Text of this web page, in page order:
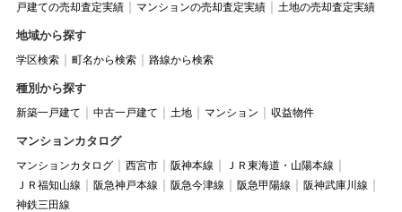
戸建ての売却査定実績
マンションの売却査定実績 土地の売却査定実績
地域から探す
学区検索 町名から検索 路線から検索
種別から探す
新築一戸建て 中古一戸建て 土地 マンション 収益物件
マンションカタログ
マンションカタログ 西宮市 阪神本線
ＪＲ東海道・山陽本線
ＪＲ福知山線
阪急神戸本線 阪急今津線 阪急甲陽線
阪神武庫川線
神鉄三田線